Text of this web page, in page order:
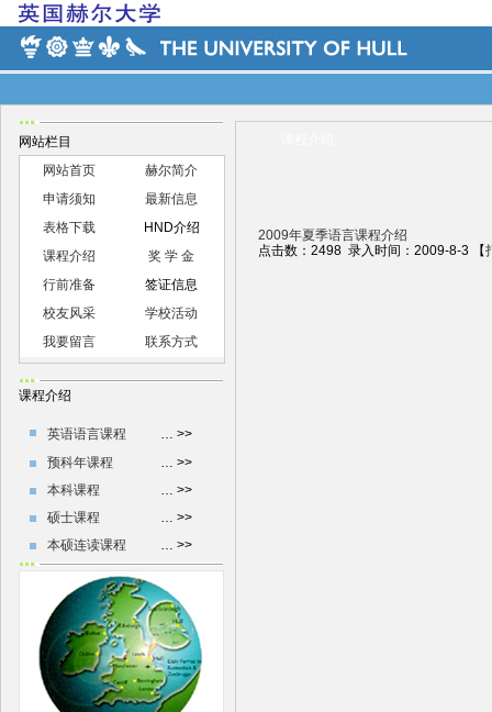
网站栏目
网站首页
赫尔简介
申请须知
最新信息
表格下载
HND介绍
课程介绍
奖 学 金
行前准备
签证信息
校友风采
学校活动
我要留言
联系方式
课程介绍
英语语言课程
… >>
预科年课程
… >>
本科课程
… >>
硕士课程
… >>
本硕连读课程
… >>
2009年夏季语言课程介绍
点击数：2498 录入时间：2009-8-3 【